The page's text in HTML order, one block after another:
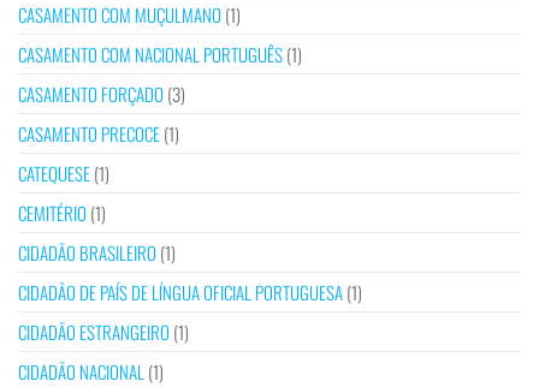
CASAMENTO COM MUÇULMANO (1)
CASAMENTO COM NACIONAL PORTUGUÊS(1)
CASAMENTO FORÇADO (3)
CASAMENTO PRECOCE(1)
CATEQUESE(1)
CEMITÉRIO (1)
CIDADÃO BRASILEIRO (1)
CIDADÃO DE PAÍS DE LÍNGUA OFICIAL PORTUGUESA(1)
CIDADÃO ESTRANGEIRO (1)
CIDADÃO NACIONAL (1)